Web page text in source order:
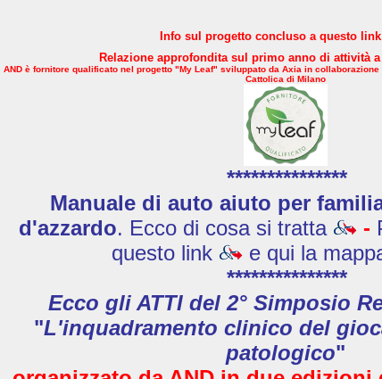
Info sul progetto concluso a questo link
Relazione approfondita sul primo anno di attività
AND è fornitore qualificato nel progetto "My Leaf" sviluppato da Axia in
Cattolica di Milano
***************
Manuale di auto aiuto per
d'azzardo. Ecco di cosa si tratta -
questo link
e qui la
***************
Ecco gli ATTI del 2° Simposio
"L'inquadramento clinico del
patologico"